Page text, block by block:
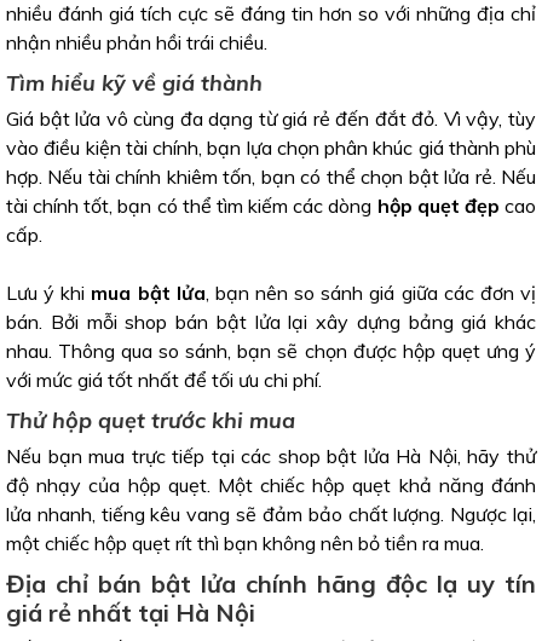
nhiều đánh giá tích cực sẽ đáng tin hơn so với những địa chỉ
nhận nhiều phản hồi trái chiều.
Tìm hiểu kỹ về giá thành
Giá bật lửa vô cùng đa dạng từ giá rẻ đến đắt đỏ. Vì vậy, tùy
vào điều kiện tài chính, bạn lựa chọn phân khúc giá thành phù
hợp. Nếu tài chính khiêm tốn, bạn có thể chọn bật lửa rẻ. Nếu
tài chính tốt, bạn có thể tìm kiếm các dòng hộp quẹt đẹp cao
cấp.
Lưu ý khi mua bật lửa, bạn nên so sánh giá giữa các đơn vị
bán. Bởi mỗi shop bán bật lửa lại xây dựng bảng giá khác
nhau. Thông qua so sánh, bạn sẽ chọn được hộp quẹt ưng ý
với mức giá tốt nhất để tối ưu chi phí.
Thử hộp quẹt trước khi mua
Nếu bạn mua trực tiếp tại các shop bật lửa Hà Nội, hãy thử
độ nhạy của hộp quẹt. Một chiếc hộp quẹt khả năng đánh
lửa nhanh, tiếng kêu vang sẽ đảm bảo chất lượng. Ngược lại,
một chiếc hộp quẹt rít thì bạn không nên bỏ tiền ra mua.
Địa chỉ bán bật lửa chính hãng độc lạ uy tín
giá rẻ nhất tại Hà Nội